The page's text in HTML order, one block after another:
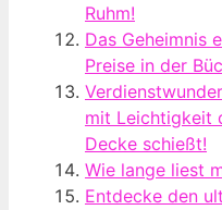
Ruhm!
Das Geheimnis
Preise in der
mit Leichtigkeit
Decke schießt!
Wie lange liest
Entdecke den